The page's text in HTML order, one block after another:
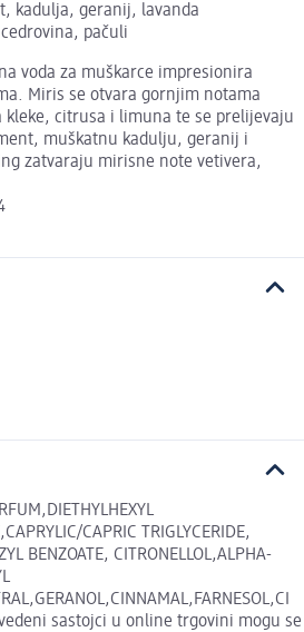
kadulja, geranij, lavanda
pačuli
voda za muškarce impresionira
Miris se otvara gornjim notama
kleke, citrusa i limuna te se prelijevaju
muškatnu kadulju, geranij i
zatvaraju mirisne note vetivera,
CAPRIC TRIGLYCERIDE,
BENZOATE, CITRONELLOL,ALPHA-
sastojci u online trgovini mogu se